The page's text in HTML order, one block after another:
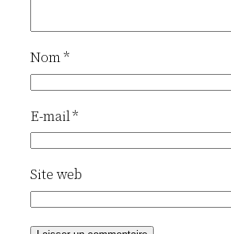
Nom*
E-mail*
Site web